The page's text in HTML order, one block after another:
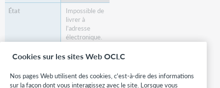
Impossible de
livrer à
l'adresse
électronique.
Vérifiez si
l'usager a
adresse
Cookies sur les sites Web OCLC
Nos pages Web utilisent des cookies, c'est-à-dire des informations
sur la façon dont vous interagissez avec le site. Lorsque vous